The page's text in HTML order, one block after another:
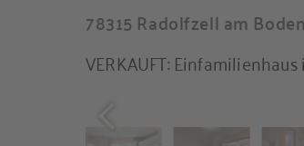
78315 Radolfzell am
VERKAUFT: